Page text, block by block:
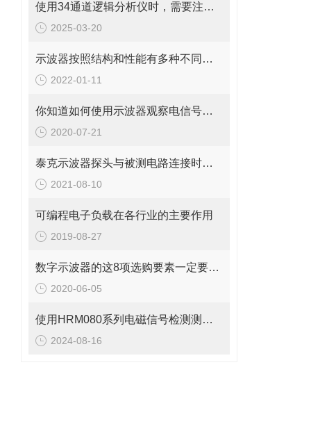
使用34通道逻辑分析仪时，需要注意以下多个方面
2025-03-20
示波器按照结构和性能有多种不同分类
2022-01-11
你知道如何使用示波器观察电信号波形吗？
2020-07-21
泰克示波器探头与被测电路连接时的使用注意事项
2021-08-10
可编程电子负载在各行业的主要作用
2019-08-27
数字示波器的这8项选购要素一定要牢记
2020-06-05
使用HRM080系列电磁信号检测测向系统测向、定位信号源
2024-08-16